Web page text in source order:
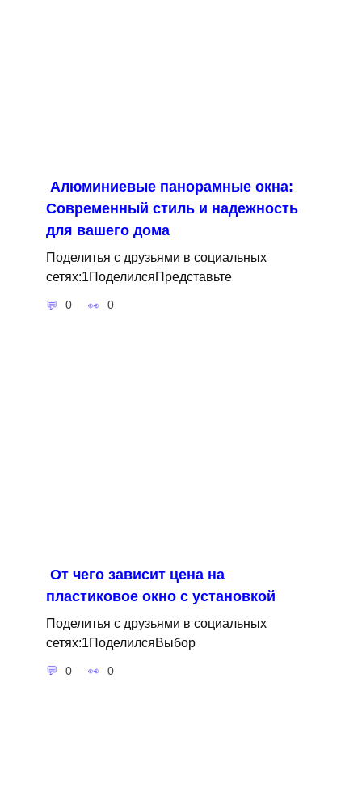
Алюминиевые панорамные окна:
Современный стиль и надежность
для вашего дома
Поделитья с друзьями в социальных
сетях:1ПоделилсяПредставьте
0 0
От чего зависит цена на
пластиковое окно с установкой
Поделитья с друзьями в социальных
сетях:1ПоделилсяВыбор
0 0